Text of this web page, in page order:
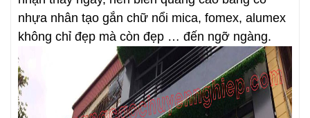
nhựa nhân tạo gắn chữ nổi mica, fomex, alumex
không chỉ đẹp mà còn đẹp … đến ngỡ ngàng.